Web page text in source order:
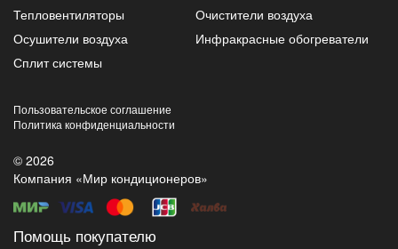
Тепловентиляторы
Очистители воздуха
Осушители воздуха
Инфракрасные обогреватели
Сплит системы
Пользовательское соглашение
Политика конфиденциальности
© 2026
Компания «Мир кондиционеров»
Помощь покупателю